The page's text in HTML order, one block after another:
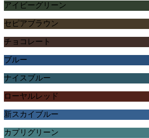
アイビーグリーン
セピアブラウン
チョコレート
ブルー
ナイスブルー
ローヤルレッド
新スカイブルー
カプリグリーン